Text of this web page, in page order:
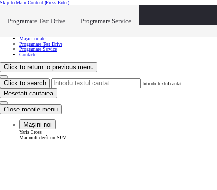
Skip to Main Content (Press Enter)
Programare Test Drive Programare Service
Vreau să văd... Click to close the reach out overlay
Mașini rulate
Programare Test Drive
Programare Service
Contacte
Click to return to previous menu
Click to search Introdu textul cautat
Resetati cautarea
Close mobile menu
Mașini noi
Yaris Cross
Mai mult decât un SUV